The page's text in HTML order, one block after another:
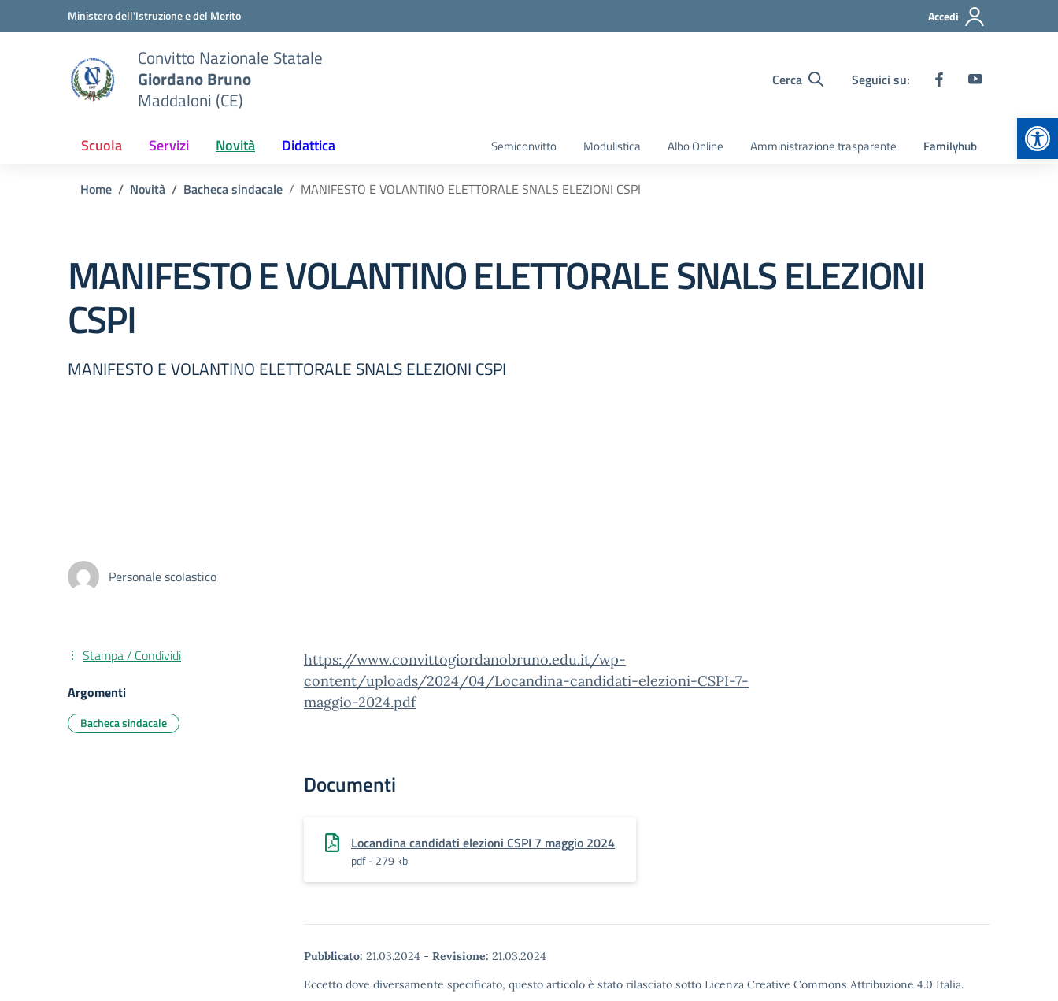
Vai ai contenuti
Vai al menu di navigazioneMinistero dell'Istruzione e del Merito Accedi
Convitto Nazionale Statale
Giordano Bruno
Maddaloni (CE)
Cerca Seguici su:
Scuola Servizi Novità Didattica Semiconvitto Modulistica Albo Online Amministrazione trasparente Familyhub
Home Novità Bacheca sindacale MANIFESTO E VOLANTINO ELETTORALE SNALS ELEZIONI CSPI
MANIFESTO E VOLANTINO ELETTORALE SNALS ELEZIONI
CSPI
MANIFESTO E VOLANTINO ELETTORALE SNALS ELEZIONI CSPI
Personale scolastico
https://www.convittogiordanobruno.edu.it/wp-
content/uploads/2024/04/Locandina-candidati-elezioni-CSPI-7-
maggio-2024.pdf
Documenti
Locandina candidati elezioni CSPI 7 maggio 2024
pdf - 279 kb
Pubblicato: 21.03.2024 - Revisione: 21.03.2024
Eccetto dove diversamente specificato, questo articolo è stato rilasciato sotto Licenza Creative Commons Attribuzione 4.0 Italia.
Stampa / Condividi
Argomenti
Bacheca sindacale